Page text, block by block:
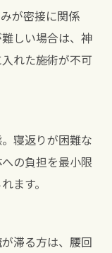
が密接に関係
しい場合は、神
れた施術が不可
寝返りが困難な
の負担を最小限
ます。
滞る方は、腰回